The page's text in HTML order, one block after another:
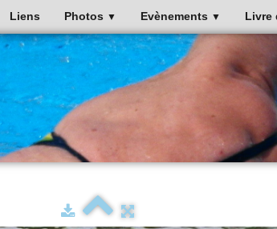
Liens Photos ▼ Evènements ▼ Livre